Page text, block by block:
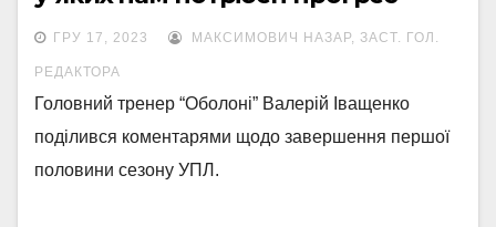
ГРУ 17, 2023 МАКСИМОВИЧ НАЗАР, ЗАСТ. ГОЛ.
РЕДАКТОРА
Головний тренер “Оболоні” Валерій Іващенко
поділився коментарями щодо завершення першої
половини сезону УПЛ.